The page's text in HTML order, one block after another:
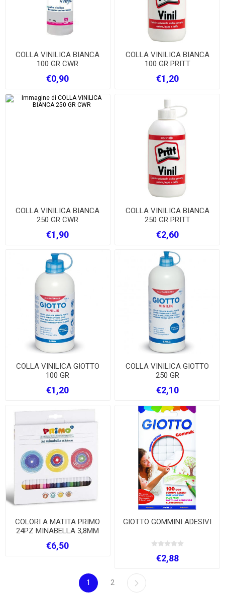
COLLA VINILICA BIANCA
100 GR CWR
€0,90
COLLA VINILICA BIANCA
100 GR PRITT
€1,20
COLLA VINILICA BIANCA
250 GR CWR
€1,90
COLLA VINILICA BIANCA
250 GR PRITT
€2,60
COLLA VINILICA GIOTTO
100 GR
€1,20
COLLA VINILICA GIOTTO
250 GR
€2,10
COLORI A MATITA PRIMO
24PZ MINABELLA 3,8MM
€6,50
GIOTTO GOMMINI ADESIVI
€2,88
1 2